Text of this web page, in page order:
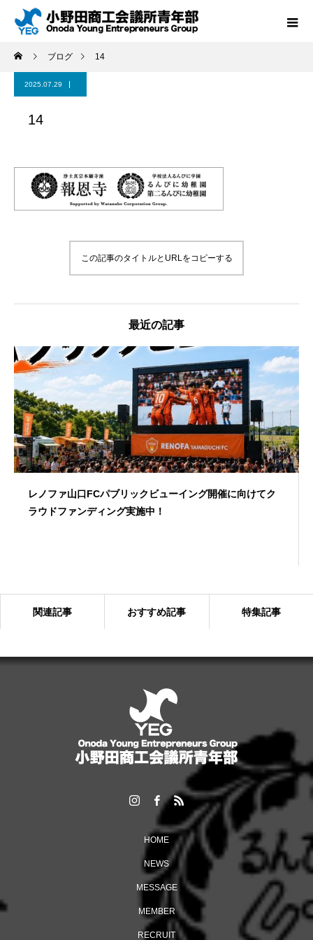
ブログ 14
2025.07.29
14
この記事のタイトルとURLをコピーする
最近の記事
レノファ山口FCパブリックビューイング開催に向けてク
ラウドファンディング実施中！
「6団体親睦ゴルフ大会」を開催しました！
多くの来場者でにぎわった「おのだ七夕まつり」開催！
関連記事 おすすめ記事 特集記事
HOME
NEWS
MESSAGE
MEMBER
RECRUIT